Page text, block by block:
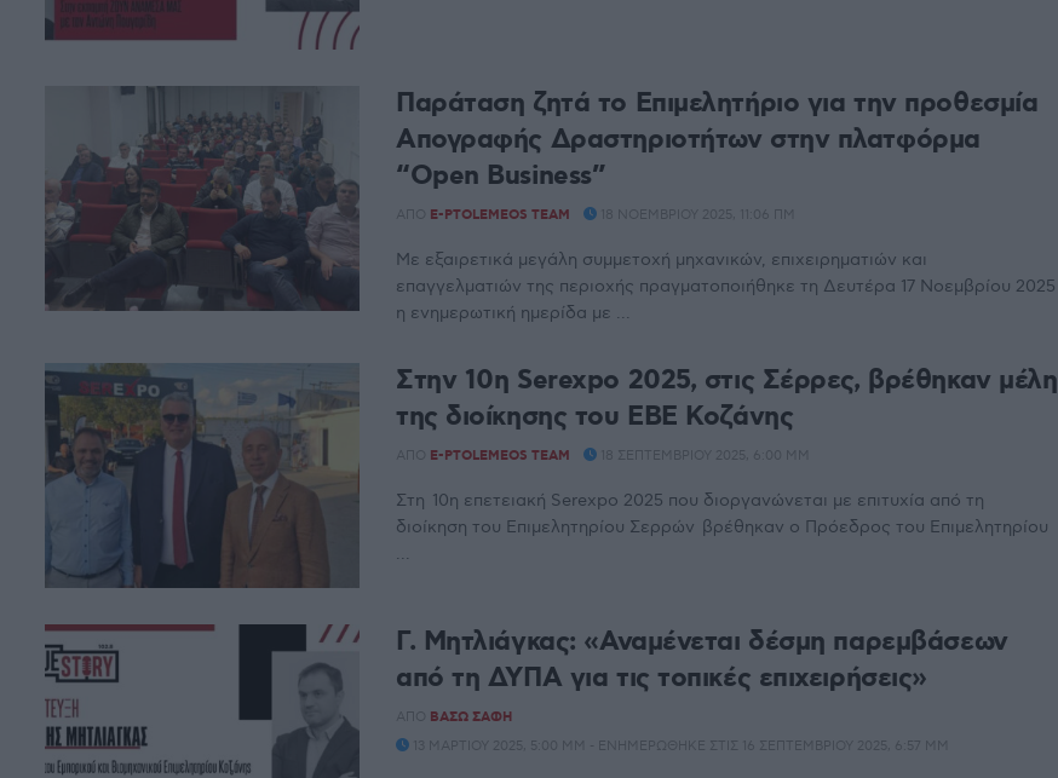
Παράταση ζητά το Επιμελητήριο για την προθεσμία
Απογραφής Δραστηριοτήτων στην πλατφόρμα
“Open Business”
ΑΠΌ E-PTOLEMEOS TEAM 18 ΝΟΕΜΒΡΊΟΥ 2025, 11:06 ΠΜ
Με εξαιρετικά μεγάλη συμμετοχή μηχανικών, επιχειρηματιών και
επαγγελματιών της περιοχής πραγματοποιήθηκε τη Δευτέρα 17 Νοεμβρίου 2025
η ενημερωτική ημερίδα με ...
Στην 10η Serexpo 2025, στις Σέρρες, βρέθηκαν μέλη
της διοίκησης του ΕΒΕ Κοζάνης
ΑΠΌ E-PTOLEMEOS TEAM 18 ΣΕΠΤΕΜΒΡΊΟΥ 2025, 6:00 ΜΜ
Στη 10η επετειακή Serexpo 2025 που διοργανώνεται με επιτυχία από τη
διοίκηση του Επιμελητηρίου Σερρών βρέθηκαν ο Πρόεδρος του Επιμελητηρίου
...
Γ. Μητλιάγκας: «Αναμένεται δέσμη παρεμβάσεων
από τη ΔΥΠΑ για τις τοπικές επιχειρήσεις»
ΑΠΌ ΒΆΣΩ ΣΆΦΗ
13 ΜΑΡΤΊΟΥ 2025, 5:00 ΜΜ - ΕΝΗΜΕΡΏΘΗΚΕ ΣΤΙΣ 16 ΣΕΠΤΕΜΒΡΊΟΥ 2025, 6:57 ΜΜ